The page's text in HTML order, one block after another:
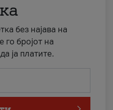
без најава на
го бројот на
ја платите.